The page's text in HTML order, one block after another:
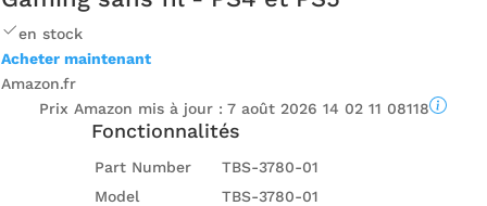
en stock
Acheter maintenant
Amazon.fr
Prix ​​Amazon mis à jour :7 août 2026 14 02 11 08118
Fonctionnalités
Part Number
TBS-3780-01
Model
TBS-3780-01